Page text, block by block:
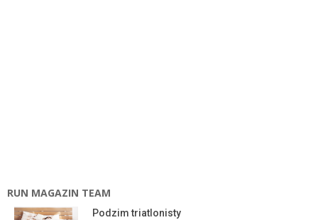
RUN MAGAZIN TEAM
Podzim triatlonisty